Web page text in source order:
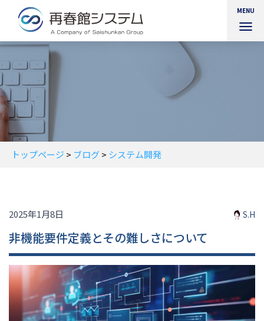
MENU
トップページ > ブログ> システム開発
2025年1月8日 S.H
非機能要件定義とその難しさについて